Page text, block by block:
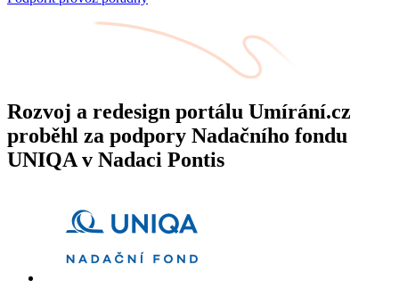
Rozvoj a redesign portálu Umírání.cz
proběhl za podpory Nadačního fondu
UNIQA v Nadaci Pontis